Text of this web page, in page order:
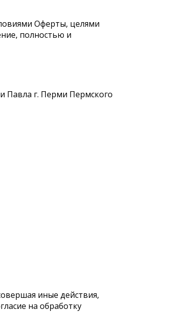
Оферты, целями
полностью и
Павла г. Перми Пермского
иные действия,
на обработку